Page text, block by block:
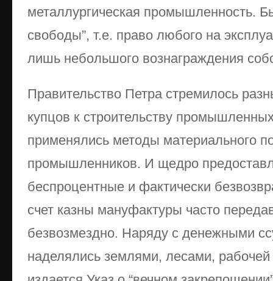
металлургическая промышленность.
свободы”, т.е. право любого на
лишь небольшого вознаграждения
Правительство Петра стремилось
купцов к строительству
применялись методы материального
промышленников. И щедро
беспроцентные и фактически
счет казны мануфактуры часто
безвозмездно. Наряду с денежными
наделялись землями, лесами,